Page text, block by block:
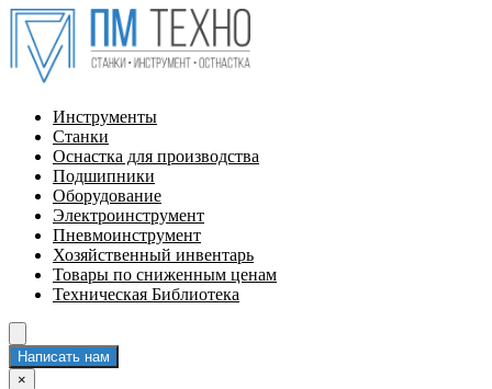
Инструменты
Станки
Оснастка для производства
Подшипники
Оборудование
Электроинструмент
Пневмоинструмент
Хозяйственный инвентарь
Товары по сниженным ценам
Техническая Библиотека
Написать нам
×